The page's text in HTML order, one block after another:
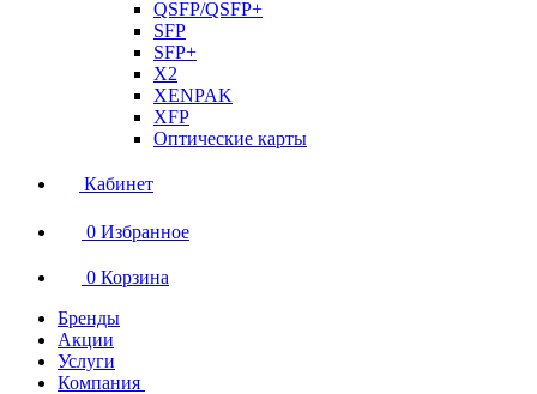
QSFP/QSFP+
SFP
SFP+
X2
XENPAK
XFP
Оптические карты
Кабинет
0 Избранное
0 Корзина
Бренды
Акции
Услуги
Компания